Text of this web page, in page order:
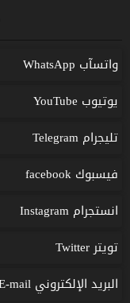
واتسآب WhatsApp
يوتيوب YouTube
تليجرام Telegram
فيسبوك facebook
انستجرام Instagram
تويتر Twitter
البريد الإلكتروني E-mail